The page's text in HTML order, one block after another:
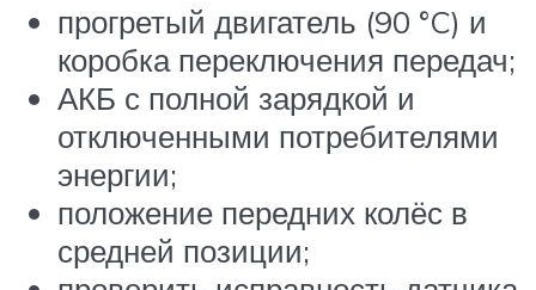
прогретый двигатель (90 °C) и
коробка переключения передач;
АКБ с полной зарядкой и
отключенными потребителями
энергии;
положение передних колёс в
средней позиции;